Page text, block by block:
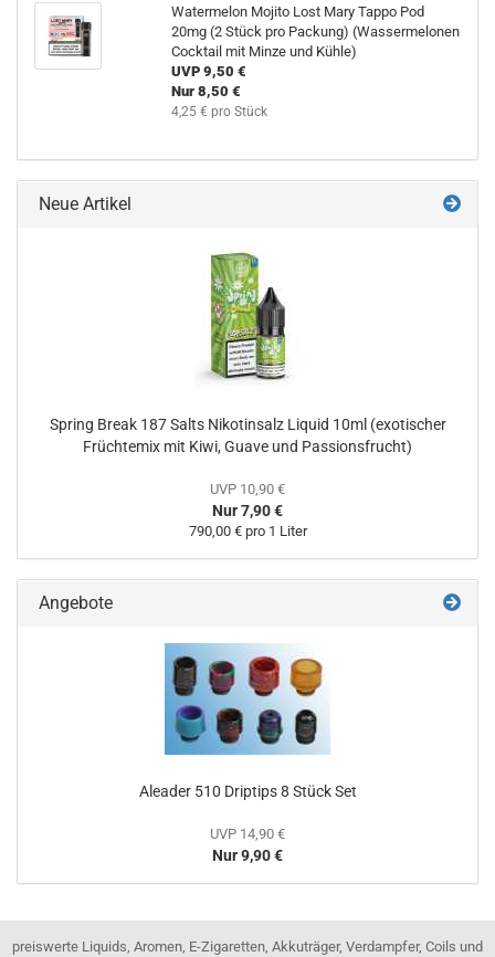
Watermelon Mojito Lost Mary Tappo Pod
20mg (2 Stück pro Packung) (Wassermelonen
Cocktail mit Minze und Kühle)
UVP 9,50 €
Nur 8,50 €
4,25 € pro Stück
Neue Artikel
Spring Break 187 Salts Nikotinsalz Liquid 10ml (exotischer
Früchtemix mit Kiwi, Guave und Passionsfrucht)
UVP 10,90 €
Nur 7,90 €
790,00 € pro 1 Liter
Angebote
Aleader 510 Driptips 8 Stück Set
UVP 14,90 €
Nur 9,90 €
preiswerte Liquids, Aromen, E-Zigaretten, Akkuträger, Verdampfer, Coils und